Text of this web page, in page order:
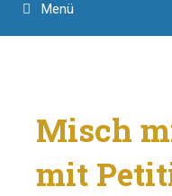
Menü
Misch
mit